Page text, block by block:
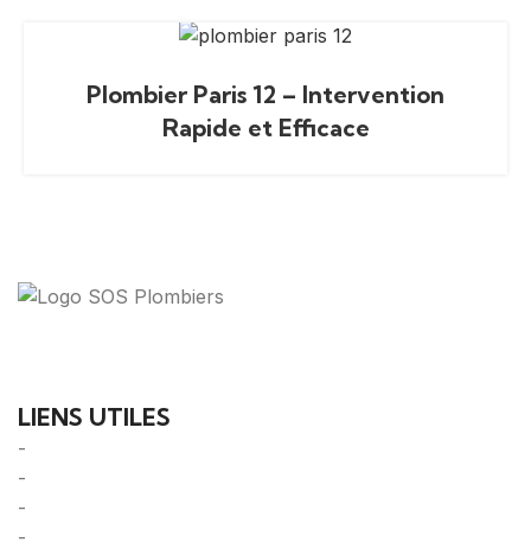
Plombier Paris 12 – Intervention
Rapide et Efficace
LIENS UTILES
-
-
-
-